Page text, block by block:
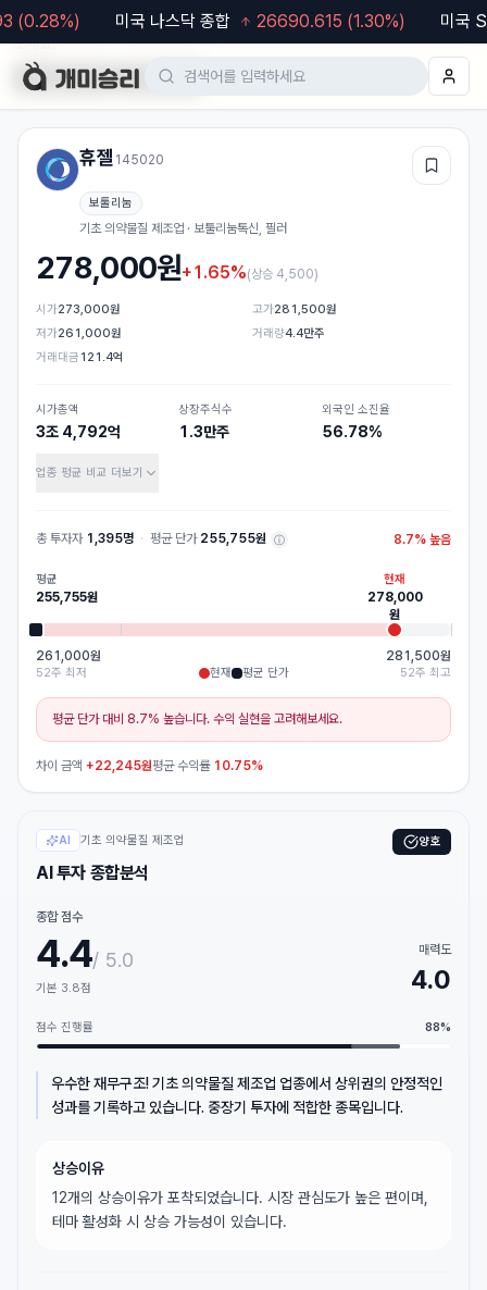
모바일 웹도 이용 가능합니다. 차트·알림 등 더 편한 기능은앱에서 이용해
보세요.
Google Play App Store
0.28%) 미국 나스닥 종합 26690.615(1.30%) 미국
휴젤 145020
관심
보툴리눔
기초 의약물질 제조업 · 보툴리눔톡신, 필러
278,000원+1.65%(상승 4,500)
시가273,000원 고가281,500원
저가261,000원 거래량4.4만주
거래대금121.4억
시가총액
3조 4,792억
상장주식수
1.3만주
외국인 소진율
56.78%
업종 평균 비교 더보기
총 투자자 1,395명 · 평균 단가 255,755원 ⓘ 8.7% 높음
현재
278,000
원
평균
255,755원
261,000원
52주 최저 현재 평균 단가
281,500원
52주 최고
평균 단가 대비 8.7% 높습니다. 수익 실현을 고려해보세요.
차이 금액 +22,245원평균 수익률 10.75%
AI 기초 의약물질 제조업
AI 투자 종합분석
양호
종합 점수
4.4/ 5.0
기본 3.8점
매력도
4.0
점수 진행률 88%
우수한 재무구조! 기초 의약물질 제조업 업종에서 상위권의 안정적인
성과를 기록하고 있습니다. 중장기 투자에 적합한 종목입니다.
상승이유
12개의 상승이유가 포착되었습니다. 시장 관심도가 높은 편이며,
테마 활성화 시 상승 가능성이 있습니다.